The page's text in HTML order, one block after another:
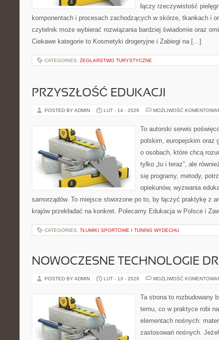
łączy rzeczywistość
komponentach i procesach zachodzących w skórze, tkankach i
czytelnik może wybierać rozwiązania bardziej świadomie oraz
Ciekawe kategorie to Kosmetyki drogeryjne i Zabiegi na […]
CATEGORIES: ŻEGLARSTWO TURYSTYCZNE
PRZYSZŁOŚĆ EDUKACJI
POSTED BY ADMIN LUT - 14 - 2026 MOŻLIWOŚĆ
To autorski serwis
polskim, europejskim oraz
o osobach, które chcą
tylko „tu i teraz”, ale
się programy, metody,
opiekunów, wyzwania
samorządów. To miejsce stworzone po to, by łączyć praktykę z
krajów przekładać na konkret. Polecamy Edukacja w Polsce i
CATEGORIES: TŁUMIKI SPORTOWE I TUNING WYDECHU
NOWOCZESNE TECHNOLOGIE
POSTED BY ADMIN LUT - 13 - 2026 MOŻLIWOŚĆ
Ta strona to rozbudowany
temu, co w praktyce robi
elementach nośnych:
zastosowań nośnych.